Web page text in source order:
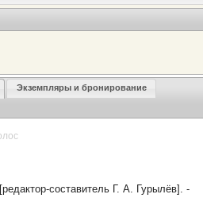
Экземпляры и бронирование
составитель Г. А. Гурылёв]. -